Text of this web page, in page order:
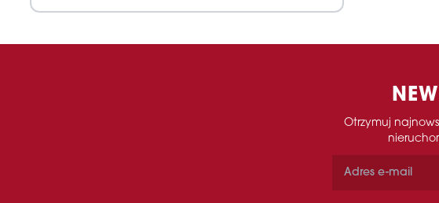
Otrzymuj